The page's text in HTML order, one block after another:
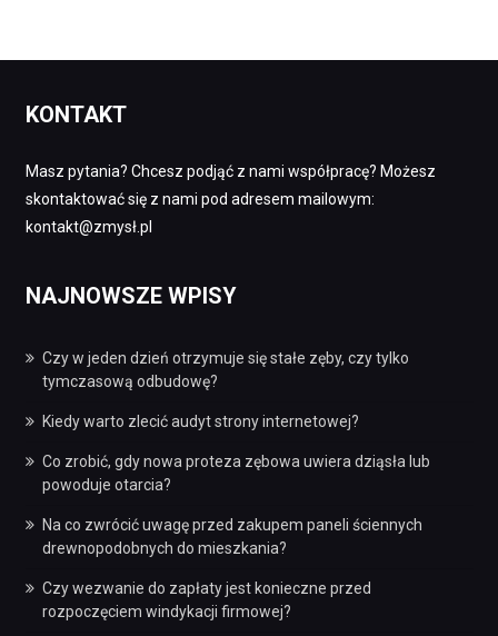
KONTAKT
Masz pytania? Chcesz podjąć z nami współpracę? Możesz
skontaktować się z nami pod adresem mailowym:
kontakt@zmysł.pl
NAJNOWSZE WPISY
Czy w jeden dzień otrzymuje się stałe zęby, czy tylko
tymczasową odbudowę?
Kiedy warto zlecić audyt strony internetowej?
Co zrobić, gdy nowa proteza zębowa uwiera dziąsła lub
powoduje otarcia?
Na co zwrócić uwagę przed zakupem paneli ściennych
drewnopodobnych do mieszkania?
Czy wezwanie do zapłaty jest konieczne przed
rozpoczęciem windykacji firmowej?